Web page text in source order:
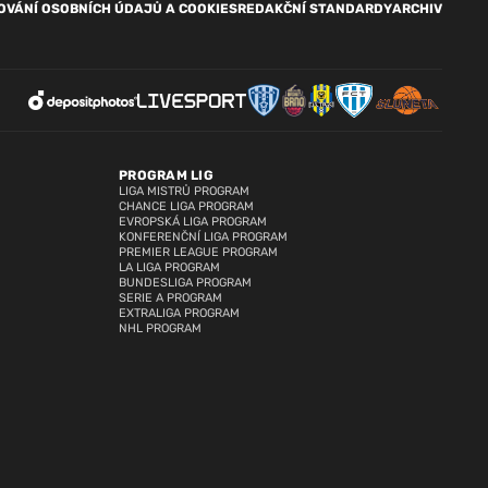
OSOBNÍCH ÚDAJŮ A COOKIESREDAKČNÍ STANDARDYARCHIV
PROGRAM LIG
LIGA MISTRŮ PROGRAM
CHANCE LIGA PROGRAM
EVROPSKÁ LIGA PROGRAM
KONFERENČNÍ LIGA PROGRAM
PREMIER LEAGUE PROGRAM
LA LIGA PROGRAM
BUNDESLIGA PROGRAM
SERIE A PROGRAM
EXTRALIGA PROGRAM
NHL PROGRAM